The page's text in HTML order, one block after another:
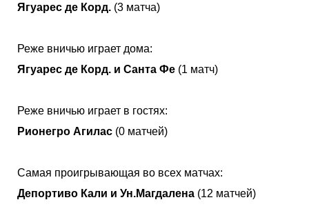
Ягуарес де Корд. (3 матча)
Реже вничью играет дома:
Ягуарес де Корд. и Санта Фе (1 матч)
Реже вничью играет в гостях:
Рионегро Агилас (0 матчей)
Самая проигрывающая во всех матчах:
Депортиво Кали и Ун.Магдалена (12 матчей)